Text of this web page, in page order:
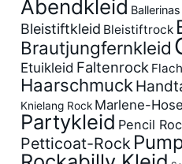
Abendkleid Ballerinas
Bleistiftkleid Bleistiftrock
Brautjungfernkleid
Etuikleid Faltenrock
Haarschmuck
Knielang Rock Marlene-Hose
Partykleid Pencil
Petticoat-Rock